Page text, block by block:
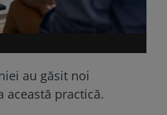
au găsit noi
practică.